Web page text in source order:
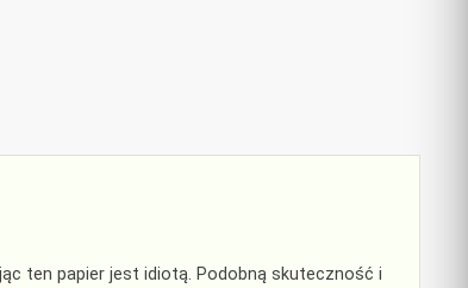
ten papier jest idiotą. Podobną skuteczność i